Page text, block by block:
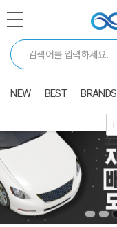
NEW BEST BRANDS